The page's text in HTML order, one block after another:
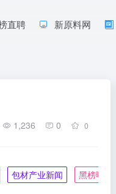
直聘 新原料网
1,236 0 0
包材产业新闻 黑榜曝光台